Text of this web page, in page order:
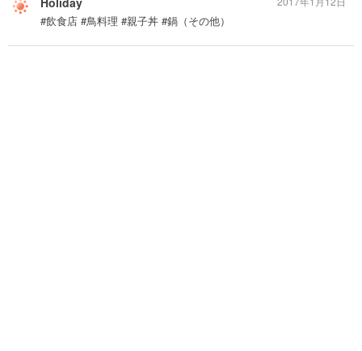
#飲食店 #鳥料理 #親子丼 #鍋（その他）